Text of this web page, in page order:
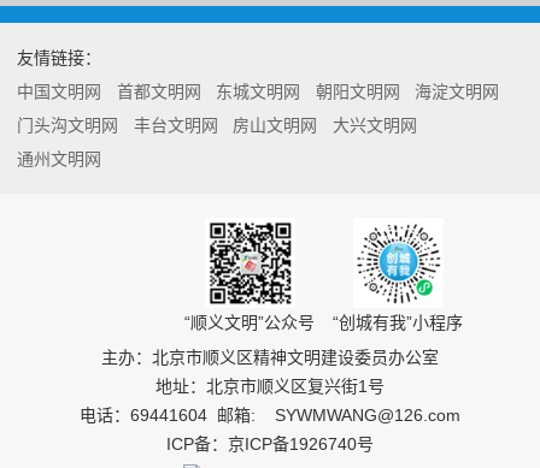
友情链接：
中国文明网
首都文明网 东城文明网 朝阳文明网
海淀文明网
门头沟文明网
丰台文明网 房山文明网
大兴文明网
通州文明网
“顺义文明”公众号
“创城有我”小程序
主办：北京市顺义区精神文明建设委员办公室
地址：北京市顺义区复兴街1号
电话： 69441604 邮箱:
SYWMWANG@126.com
ICP备：京ICP备1926740号